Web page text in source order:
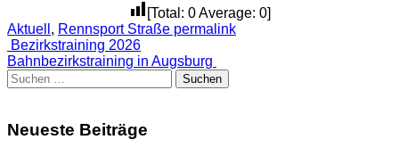
[Total: 0Average: 0]
Aktuell , Rennsport Straße permalink
Post
navigation
Bezirkstraining 2026
Bahnbezirkstraining in Augsburg
Suchen
nach:
Neueste Beiträge